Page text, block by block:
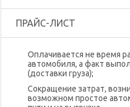
ПРАЙС-ЛИСТ
Оплачивается не время
автомобиля, а факт
(доставки груза);
Сокращение затрат,
возможном простое